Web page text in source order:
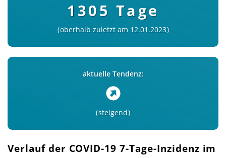
1305 Tage
oberhalb zuletzt am 12.01.2023
aktuelle Tendenz:
steigend
Verlauf der COVID-19 7-Tage-Inzidenz im